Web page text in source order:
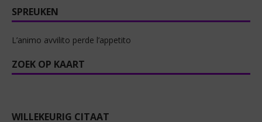
SPREUKEN
L’animo avvilito perde l’appetito
ZOEK OP KAART
WILLEKEURIG CITAAT